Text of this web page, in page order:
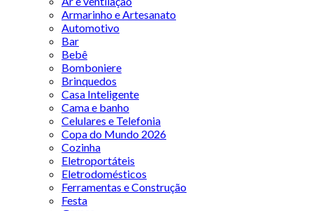
Armarinho e Artesanato
Automotivo
Bar
Bebê
Bomboniere
Brinquedos
Casa Inteligente
Cama e banho
Celulares e Telefonia
Copa do Mundo 2026
Cozinha
Eletroportáteis
Eletrodomésticos
Ferramentas e Construção
Festa